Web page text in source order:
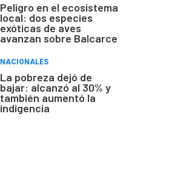
Peligro en el ecosistema
local: dos especies
exóticas de aves
avanzan sobre Balcarce
NACIONALES
La pobreza dejó de
bajar: alcanzó al 30% y
también aumentó la
indigencia